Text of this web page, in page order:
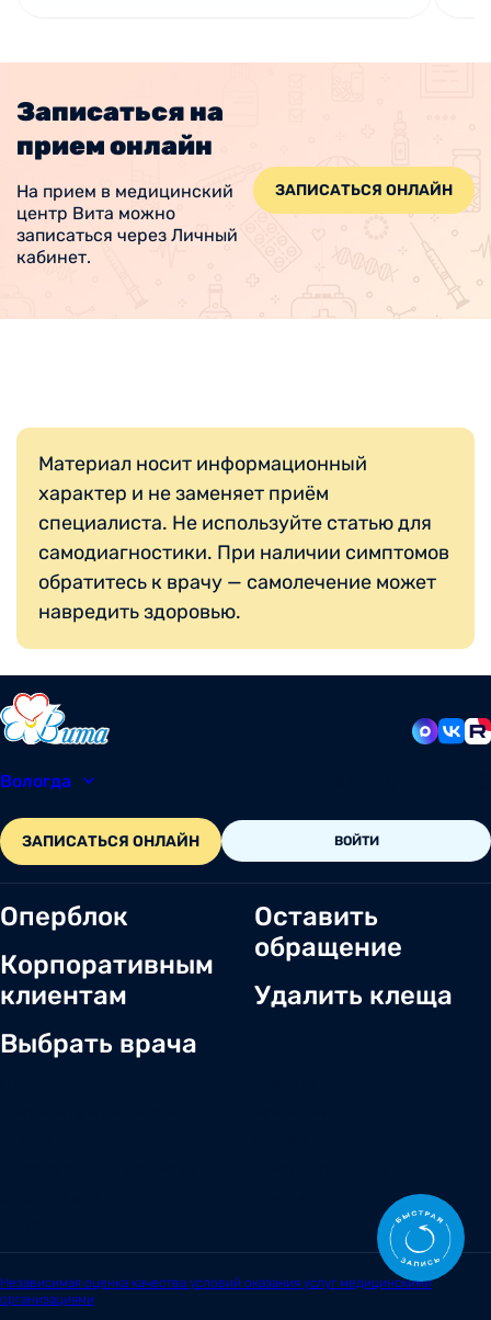
Записаться на
прием онлайн
На прием в медицинский
центр Вита можно
записаться через Личный
кабинет.
ЗАПИСАТЬСЯ ОНЛАЙН
Материал носит информационный
характер и не заменяет приём
специалиста. Не используйте статью для
самодиагностики. При наличии симптомов
обратитесь к врачу — самолечение может
навредить здоровью.
Вологда
ЗАПИСАТЬСЯ ОНЛАЙН ВОЙТИ
Оперблок
Корпоративным
клиентам
Выбрать врача
Оставить
обращение
Удалить клеща
Независимая оценка качества условий оказания услуг медицинскими
организациями